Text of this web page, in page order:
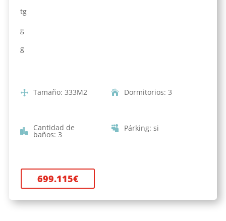
tg
g
g
Tamaño: 333M2 Dormitorios: 3
Cantidad de
baños: 3
Párking: si
699.115€